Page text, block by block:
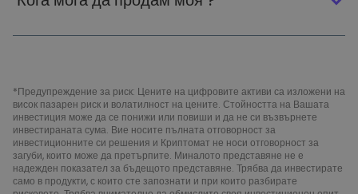
*Предупреждение за риск: Цените на цифровите активи са изложени на
висок пазарен риск и волатилност на цените. Стойността на Вашата
инвестиция може да се понижи или повиши и да не си възвърнете
инвестираната сума. Вие носите пълната отговорност за
инвестиционните си решения и Криптомат не носи отговорност за
загуби, които може да претърпите. Миналото представяне не е
надежден показател за бъдещото представяне. Трябва да инвестирате
само в продукти, с които сте запознати и при които разбирате